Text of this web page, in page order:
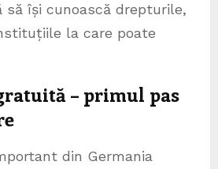
să își cunoască drepturile,
la care poate
– primul pas
din Germania